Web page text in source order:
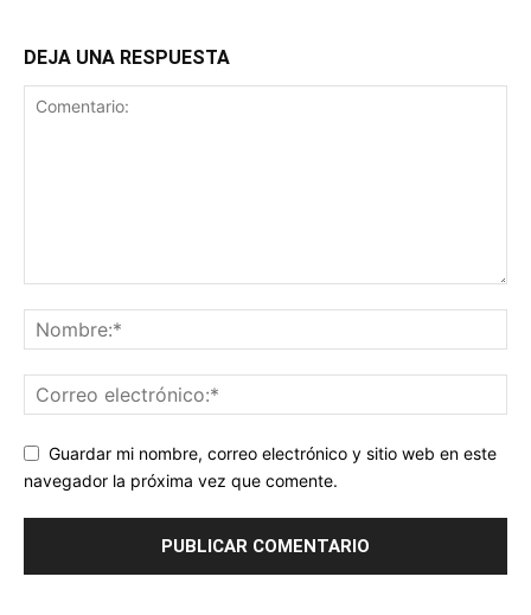
DEJA UNA RESPUESTA
Guardar mi nombre, correo electrónico y sitio web en este
navegador la próxima vez que comente.